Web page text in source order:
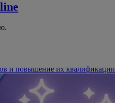
и повышение их квалификации